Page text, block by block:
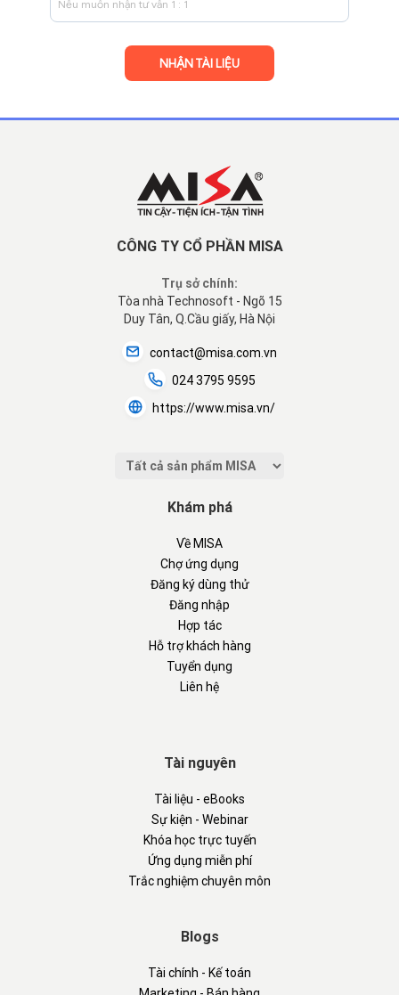
CÔNG TY CỔ PHẦN MISA
Trụ sở chính:
Tòa nhà Technosoft - Ngõ 15
Duy Tân, Q.Cầu giấy, Hà Nội
contact@misa.com.vn
024 3795 9595
https://www.misa.vn/
Khám phá
Về MISA
Chợ ứng dụng
Đăng ký dùng thử
Đăng nhập
Hợp tác
Hỗ trợ khách hàng
Tuyển dụng
Liên hệ
Tài nguyên
Tài liệu - eBooks
Sự kiện - Webinar
Khóa học trực tuyến
Ứng dụng miễn phí
Trắc nghiệm chuyên môn
Blogs
Tài chính - Kế toán